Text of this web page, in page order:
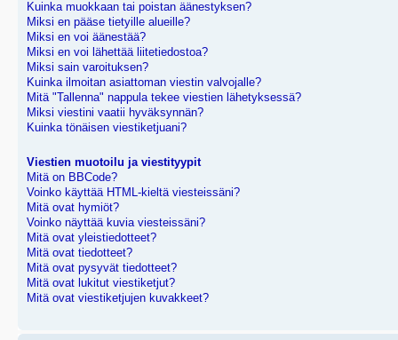
Kuinka muokkaan tai poistan äänestyksen?
Miksi en pääse tietyille alueille?
Miksi en voi äänestää?
Miksi en voi lähettää liitetiedostoa?
Miksi sain varoituksen?
Kuinka ilmoitan asiattoman viestin valvojalle?
Mitä "Tallenna" nappula tekee viestien lähetyksessä?
Miksi viestini vaatii hyväksynnän?
Kuinka tönäisen viestiketjuani?
Viestien muotoilu ja viestityypit
Mitä on BBCode?
Voinko käyttää HTML-kieltä viesteissäni?
Mitä ovat hymiöt?
Voinko näyttää kuvia viesteissäni?
Mitä ovat yleistiedotteet?
Mitä ovat tiedotteet?
Mitä ovat pysyvät tiedotteet?
Mitä ovat lukitut viestiketjut?
Mitä ovat viestiketjujen kuvakkeet?